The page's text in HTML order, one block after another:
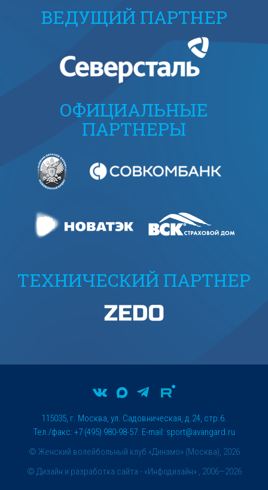
ВЕДУЩИЙ ПАРТНЕР
ОФИЦИАЛЬНЫЕ
ПАРТНЕРЫ
ТЕХНИЧЕСКИЙ ПАРТНЕР
© Женский волейбольный клуб «Динамо» (Москва), 2026
115035, г. Москва, ул. Садовническая, д.24, стр.6.
Тел./факс: +7 (495) 980-98-57. E-mail: sport@avangard.ru
© Дизайн и разработка сайта - «Инфодизайн» , 2006—2026